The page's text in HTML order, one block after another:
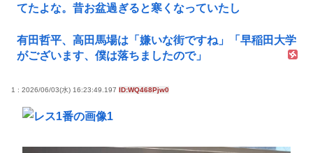
てたよな。昔お盆過ぎると寒くなっていたし
有田哲平、高田馬場は「嫌いな街ですね」「早稲田大学
がございます、僕は落ちましたので」
1 : 2026/06/03(水) 16:23:49.197 ID:WQ468Pjw0